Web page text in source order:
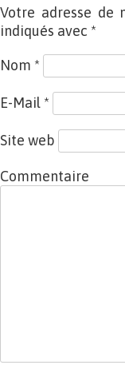
Votre adresse de
indiqués avec *
Nom *
E-Mail *
Site web
Commentaire